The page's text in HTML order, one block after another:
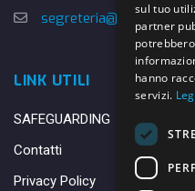
LINK UTILI
SAFEGUARDING
Contatti
Privacy Policy
sul tuo
partner
hanno
servizi.